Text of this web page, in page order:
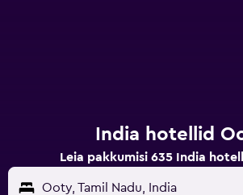
India hotellid
Leia pakkumisi 635 India
Ooty, Tamil Nadu, India